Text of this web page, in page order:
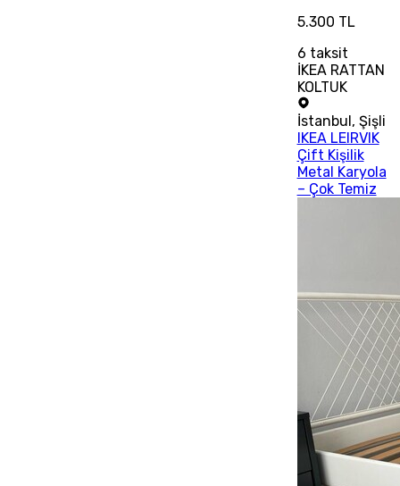
5.300 TL
6 taksit
İKEA RATTAN
KOLTUK
İstanbul, Şişli
IKEA LEIRVIK
Çift Kişilik
Metal Karyola
– Çok Temiz